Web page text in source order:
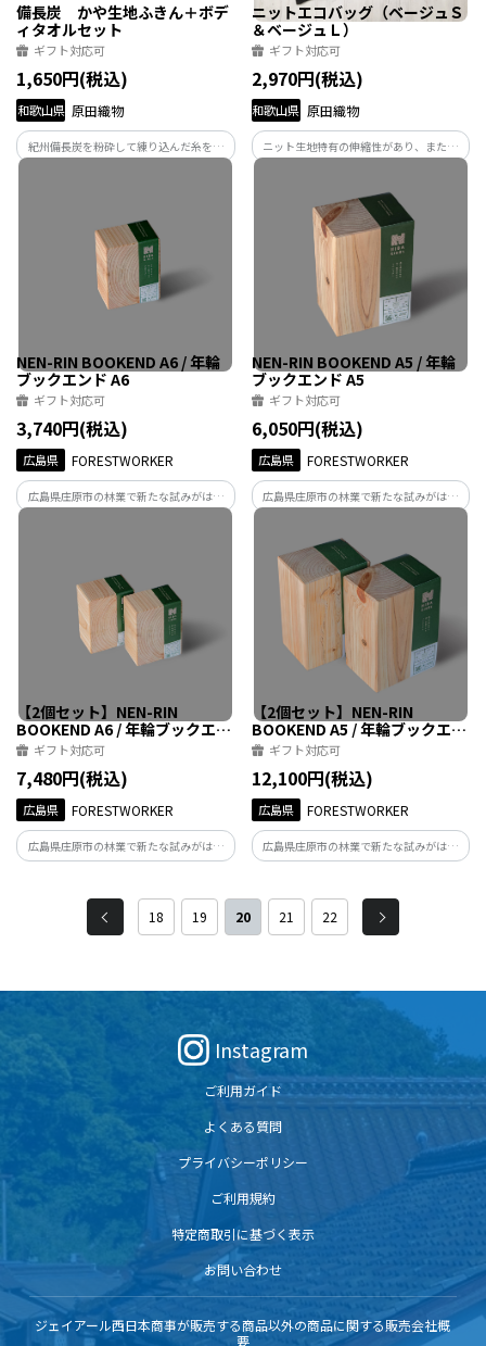
備長炭 かや生地ふきん＋ボデ
ィタオルセット
ギフト対応可
1,650円(税込)
和歌山県 原田織物
紀州備長炭を粉砕して練り込んだ糸を使
して製品化しております。
ニットエコバッグ（ベージュＳ
＆ベージュＬ）
ギフト対応可
2,970円(税込)
和歌山県 原田織物
ニット生地特有の伸縮性があり、また、
お買い物にはＳサイズ、少し量の多いお
買い物にはＬサイズとお使い分けくださ
NEN-RIN BOOKEND A6 / 年輪
ブックエンド A6
ギフト対応可
3,740円(税込)
広島県 FORESTWORKER
広島県庄原市の林業で新たな試みがはじ
提供することで、木材の新たな価値を届
けます。
NEN-RIN BOOKEND A5 / 年輪
ブックエンド A5
ギフト対応可
6,050円(税込)
広島県 FORESTWORKER
広島県庄原市の林業で新たな試みがはじ
ーサビリティの仕組みで、「間伐位置」
や「生きた時代」など個々のスペックを
提供することで、木材の新たな価値を届
けます。
【2個セット】NEN-RIN
BOOKEND A6 / 年輪ブックエン
ド A6ギフト対応可
7,480円(税込)
広島県 FORESTWORKER
広島県庄原市の林業で新たな試みがはじ
まりました。森との関りを育む樹木トレ
や「生きた時代」など個々のスペックを
提供することで、木材の新たな価値を届
【2個セット】NEN-RIN
BOOKEND A5 / 年輪ブックエン
ド A5ギフト対応可
12,100円(税込)
広島県 FORESTWORKER
広島県庄原市の林業で新たな試みがはじ
まりました。森との関りを育む樹木トレ
や「生きた時代」など個々のスペックを
提供することで、木材の新たな価値を届
18 19 20 21 22
Instagram
ご利用ガイド
よくある質問
プライバシーポリシー
ご利用規約
特定商取引に基づく表示
お問い合わせ
ジェイアール西日本商事が販売する商品以外の商品に関する販売会社概
要